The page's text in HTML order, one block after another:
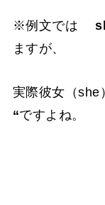
※例文では
ますが、
実際彼女（she
“ですよね。